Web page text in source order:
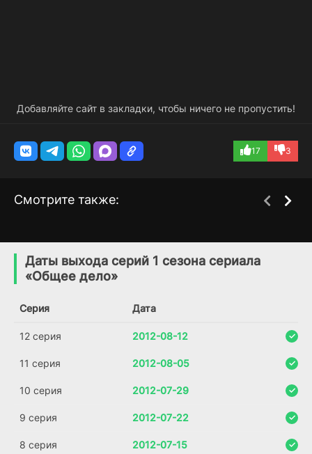
Добавляйте сайт в закладки, чтобы ничего не пропустить!
17 3
Смотрите также:
6.9
Даты выхода серий 1 сезона сериала
«Общее дело»
Серия Дата
12 серия 2012-08-12
11 серия 2012-08-05
10 серия 2012-07-29
9 серия 2012-07-22
8 серия 2012-07-15